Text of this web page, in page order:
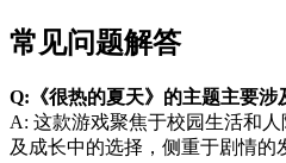
常见问题解答
Q:《很热的夏天》的主题主要涉
A: 这款游戏聚焦于校园生活和
及成长中的选择，侧重于剧情的